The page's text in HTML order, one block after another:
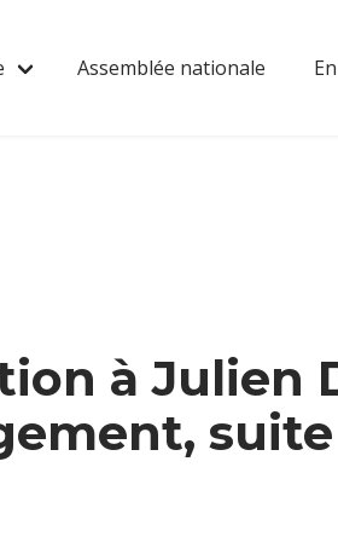
Assemblée nationale
à Julien
suite